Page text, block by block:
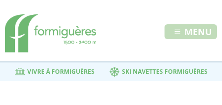
MENU
VIVRE À FORMIGUÈRES SKI NAVETTES FORMIGUÈRES